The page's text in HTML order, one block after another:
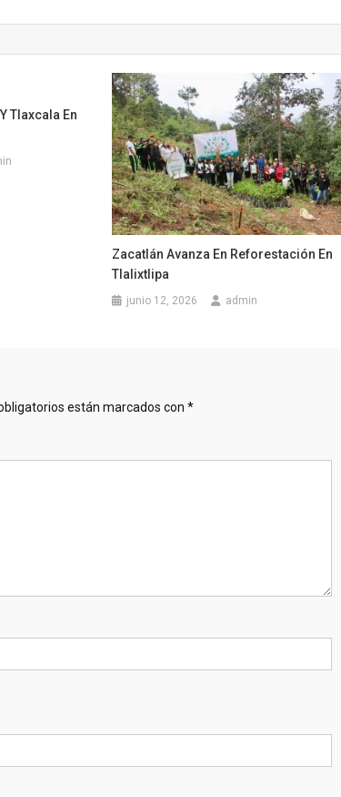
Tlaxcala En
Zacatlán Avanza En Reforestación En
Tlalixtlipa
junio 12, 2026 admin
están marcados con *